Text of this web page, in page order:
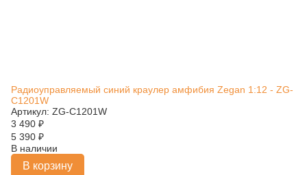
Радиоуправляемый синий краулер амфибия Zegan 1:12 - ZG-
C1201W
Артикул: ZG-C1201W
3 490 ₽
5 390 ₽
В наличии
В корзину